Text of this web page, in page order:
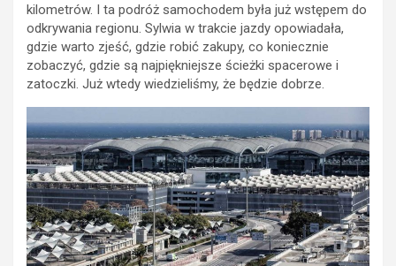
kilometrów. I ta podróż samochodem była już wstępem do
odkrywania regionu. Sylwia w trakcie jazdy opowiadała,
gdzie warto zjeść, gdzie robić zakupy, co koniecznie
zobaczyć, gdzie są najpiękniejsze ścieżki spacerowe i
zatoczki. Już wtedy wiedzieliśmy, że będzie dobrze.